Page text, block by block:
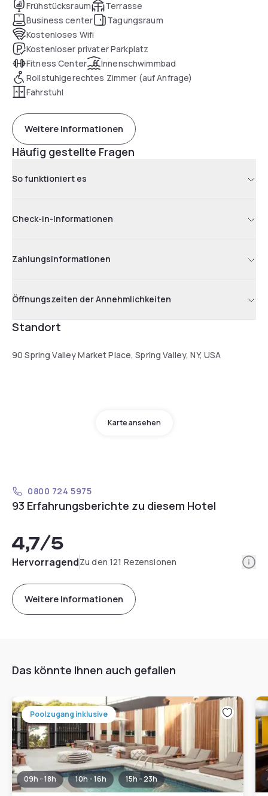
Frühstücksraum
Terrasse
Business center
Tagungsraum
Kostenloses Wifi
Kostenloser privater Parkplatz
Fitness Center
Innenschwimmbad
Rollstuhlgerechtes Zimmer (auf Anfrage)
Fahrstuhl
Weitere Informationen
Häufig gestellte Fragen
So funktioniert es
Check-in-Informationen
Zahlungsinformationen
Öffnungszeiten der Annehmlichkeiten
Standort
90 Spring Valley Market Place, Spring Valley, NY, USA
Karte ansehen
0800 724 5975
93 Erfahrungsberichte zu diesem Hotel
4,7/5
HervorragendZu den 121 Rezensionen
Weitere Informationen
Das könnte Ihnen auch gefallen
Poolzugang inklusive
09h - 18h 10h - 16h 15h - 23h